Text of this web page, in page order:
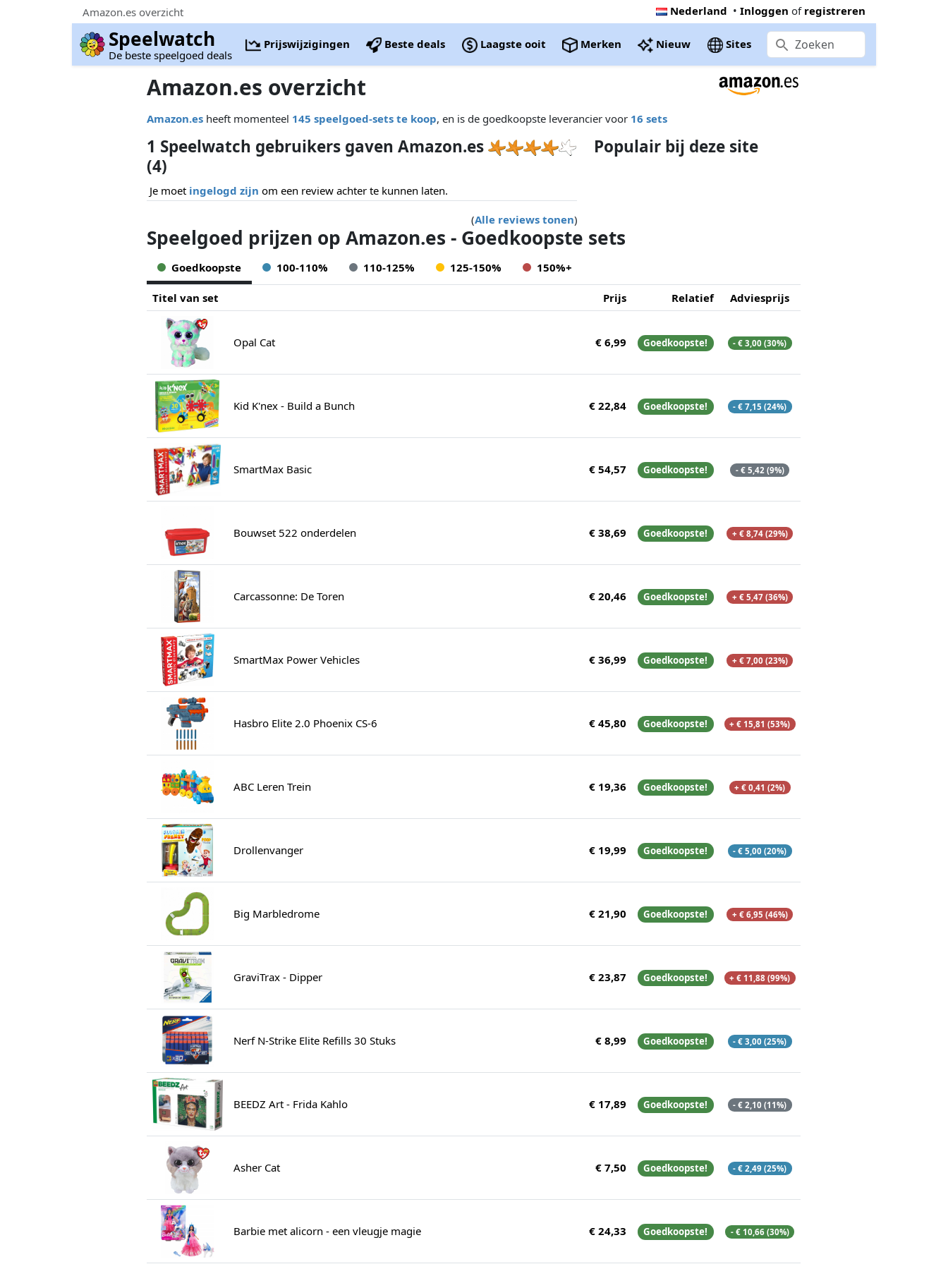
Amazon.es overzicht Nederland • Inloggen of registreren
Speelwatch
De beste speelgoed deals
Prijswijzigingen Beste deals Laagste ooit Merken Nieuw Sites
Amazon.es overzicht
Amazon.es heeft momenteel 145 speelgoed-sets te koop, en is de goedkoopste leverancier voor 16 sets
1 Speelwatch gebruikers gaven Amazon.es
(4)
Je moet ingelogd zijn om een review achter te kunnen laten.
(Alle reviews tonen)
Populair bij deze site
Speelgoed prijzen op Amazon.es - Goedkoopste sets
Goedkoopste 100-110% 110-125% 125-150% 150%+
Titel van set Prijs Relatief Adviesprijs
Opal Cat € 6,99 Goedkoopste! - € 3,00 (30%)
Kid K'nex - Build a Bunch € 22,84 Goedkoopste! - € 7,15 (24%)
SmartMax Basic € 54,57 Goedkoopste! - € 5,42 (9%)
Bouwset 522 onderdelen € 38,69 Goedkoopste! + € 8,74 (29%)
Carcassonne: De Toren € 20,46 Goedkoopste! + € 5,47 (36%)
SmartMax Power Vehicles € 36,99 Goedkoopste! + € 7,00 (23%)
Hasbro Elite 2.0 Phoenix CS-6 € 45,80 Goedkoopste! + € 15,81 (53%)
ABC Leren Trein € 19,36 Goedkoopste! + € 0,41 (2%)
Drollenvanger € 19,99 Goedkoopste! - € 5,00 (20%)
Big Marbledrome € 21,90 Goedkoopste! + € 6,95 (46%)
GraviTrax - Dipper € 23,87 Goedkoopste! + € 11,88 (99%)
Nerf N-Strike Elite Refills 30 Stuks € 8,99 Goedkoopste! - € 3,00 (25%)
BEEDZ Art - Frida Kahlo € 17,89 Goedkoopste! - € 2,10 (11%)
Asher Cat € 7,50 Goedkoopste! - € 2,49 (25%)
Barbie met alicorn - een vleugje magie € 24,33 Goedkoopste! - € 10,66 (30%)